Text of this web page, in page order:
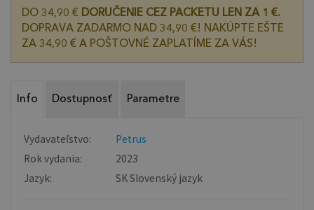
DO 34,90 € DORUČENIE CEZ PACKETU LEN ZA 1 €.
DOPRAVA ZADARMO NAD 34,90 €! NAKÚPTE EŠTE
ZA 34,90 € A POŠTOVNÉ ZAPLATÍME ZA VÁS!
Info Dostupnosť Parametre
Vydavateľstvo:
Petrus
Rok vydania:
2023
Jazyk:
SK Slovenský jazyk